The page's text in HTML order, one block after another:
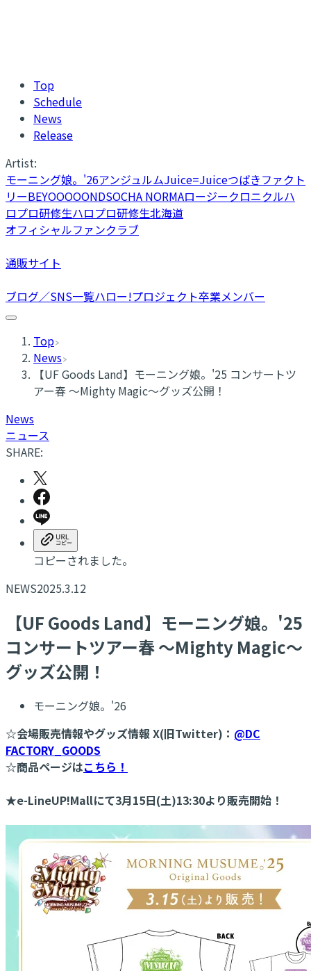
Top
Schedule
News
Release
Artist:
モーニング娘。'26アンジュルムJuice=Juiceつばきファクト
リーBEYOOOOONDSOCHA NORMAロージークロニクルハ
ロプロ研修生ハロプロ研修生北海道
オフィシャルファンクラブ
通販サイト
ブログ／SNS一覧ハロー!プロジェクト卒業メンバー
Top
News
【UF Goods Land】モーニング娘。'25 コンサートツ
アー春 ～Mighty Magic～グッズ公開！
News
ニュース
SHARE:
コピーされました。
NEWS2025.3.12
【UF Goods Land】モーニング娘。'25
コンサートツアー春 ～Mighty Magic～
グッズ公開！
モーニング娘。'26
☆会場販売情報やグッズ情報 X(旧Twitter)： @DC
FACTORY_GOODS
☆商品ページはこちら！
★e-LineUP!Mallにて3月15日(土)13:30より販売開始！